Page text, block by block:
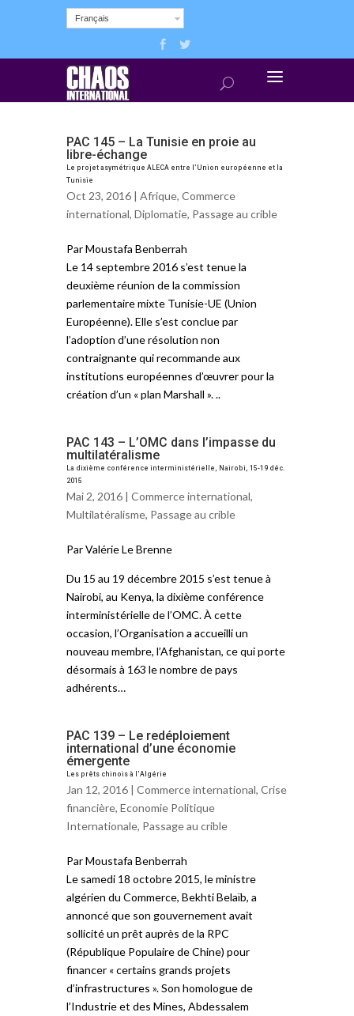
Français
PAC 145 – La Tunisie en proie au
libre-échange
Le projet asymétrique ALECA entre l’Union européenne et la
Tunisie
Oct 23, 2016 | Afrique, Commerce
international, Diplomatie, Passage au crible
Par Moustafa Benberrah
Le 14 septembre 2016 s’est tenue la
deuxième réunion de la commission
parlementaire mixte Tunisie-UE (Union
Européenne). Elle s’est conclue par
l’adoption d’une résolution non
contraignante qui recommande aux
institutions européennes d’œuvrer pour la
création d’un « plan Marshall ». ..
PAC 143 – L’OMC dans l’impasse du
multilatéralisme
La dixième conférence interministérielle, Nairobi, 15-19 déc.
2015
Mai 2, 2016 | Commerce international,
Multilatéralisme, Passage au crible
Par Valérie Le Brenne
Du 15 au 19 décembre 2015 s’est tenue à
Nairobi, au Kenya, la dixième conférence
interministérielle de l’OMC. À cette
occasion, l’Organisation a accueilli un
nouveau membre, l’Afghanistan, ce qui porte
désormais à 163 le nombre de pays
adhérents…
PAC 139 – Le redéploiement
international d’une économie
émergente
Les prêts chinois à l’Algérie
Jan 12, 2016 | Commerce international, Crise
financière, Economie Politique
Internationale, Passage au crible
Par Moustafa Benberrah
Le samedi 18 octobre 2015, le ministre
algérien du Commerce, Bekhti Belaïb, a
annoncé que son gouvernement avait
sollicité un prêt auprès de la RPC
(République Populaire de Chine) pour
financer « certains grands projets
d’infrastructures ». Son homologue de
l’Industrie et des Mines, Abdessalem